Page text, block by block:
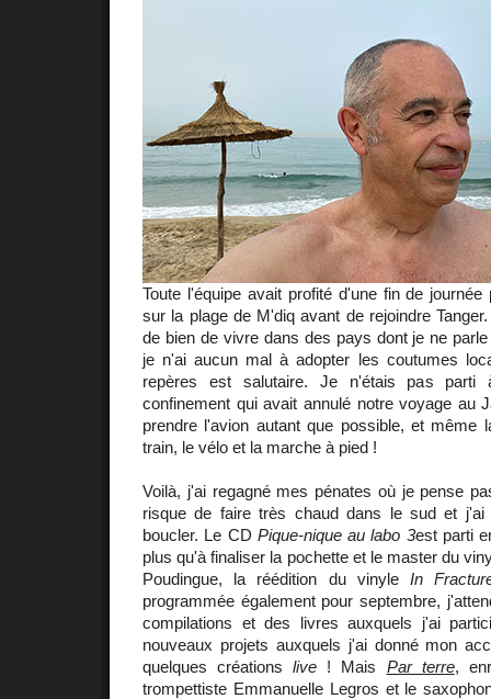
Toute l'équipe avait profité d'une fin de
sur la plage de M'diq avant de rejoindre
de bien de vivre dans des pays dont je ne
je n'ai aucun mal à adopter les coutumes
repères est salutaire. Je n'étais pas parti
confinement qui avait annulé notre voyage au
prendre l'avion autant que possible, et même
train, le vélo et la marche à pied !
Voilà, j'ai regagné mes pénates où je pense
risque de faire très chaud dans le sud et
boucler. Le CD Pique-nique au labo 3est parti
plus qu'à finaliser la pochette et le master du
Poudingue, la réédition du vinyleIn
programmée également pour septembre,
compilations et des livres auxquels j'ai
nouveaux projets auxquels j'ai donné mon
quelques créationslive ! Mais Par terre,
trompettiste Emmanuelle Legros et le